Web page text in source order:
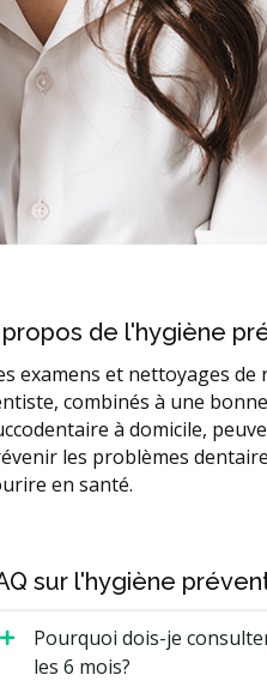
propos de l'hygiène
examens et nettoyages
combinés à une
à domicile,
les problèmes
en santé.
sur l'hygiène
Pourquoi dois-je
les 6 mois?